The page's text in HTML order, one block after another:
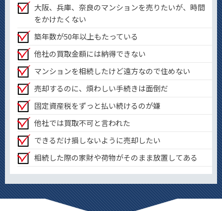
大阪、兵庫、奈良のマンションを売りたいが、時間
をかけたくない
築年数が50年以上もたっている
他社の買取金額には納得できない
マンションを相続したけど遠方なので住めない
売却するのに、煩わしい手続きは面倒だ
固定資産税をずっと払い続けるのが嫌
他社では買取不可と言われた
できるだけ損しないように売却したい
相続した際の家財や荷物がそのまま放置してある